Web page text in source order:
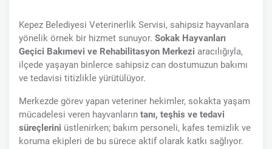
Kepez Belediyesi Veterinerlik Servisi, sahipsiz hayvanlara
yönelik örnek bir hizmet sunuyor. Sokak Hayvanları
Geçici Bakımevi ve Rehabilitasyon Merkezi aracılığıyla,
ilçede yaşayan binlerce sahipsiz can dostumuzun bakımı
ve tedavisi titizlikle yürütülüyor.
Merkezde görev yapan veteriner hekimler, sokakta yaşam
mücadelesi veren hayvanların tanı, teşhis ve tedavi
süreçlerini üstlenirken; bakım personeli, kafes temizlik ve
koruma ekipleri de bu sürece aktif olarak katkı sağlıyor.